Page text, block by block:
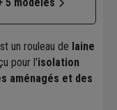
5 modèles
un rouleau de laine
pour l'isolation
aménagés et des